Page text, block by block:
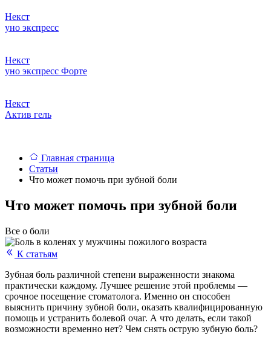
Некст
уно экспресс
Некст
уно экспресс Форте
Некст
Актив гель
Главная страница
Статьи
Что может помочь при зубной боли
Что может помочь при зубной боли
Все о боли
К статьям
Зубная боль различной степени выраженности знакома
практически каждому. Лучшее решение этой проблемы —
срочное посещение стоматолога. Именно он способен
выяснить причину зубной боли, оказать квалифицированную
помощь и устранить болевой очаг. А что делать, если такой
возможности временно нет? Чем снять острую зубную боль?